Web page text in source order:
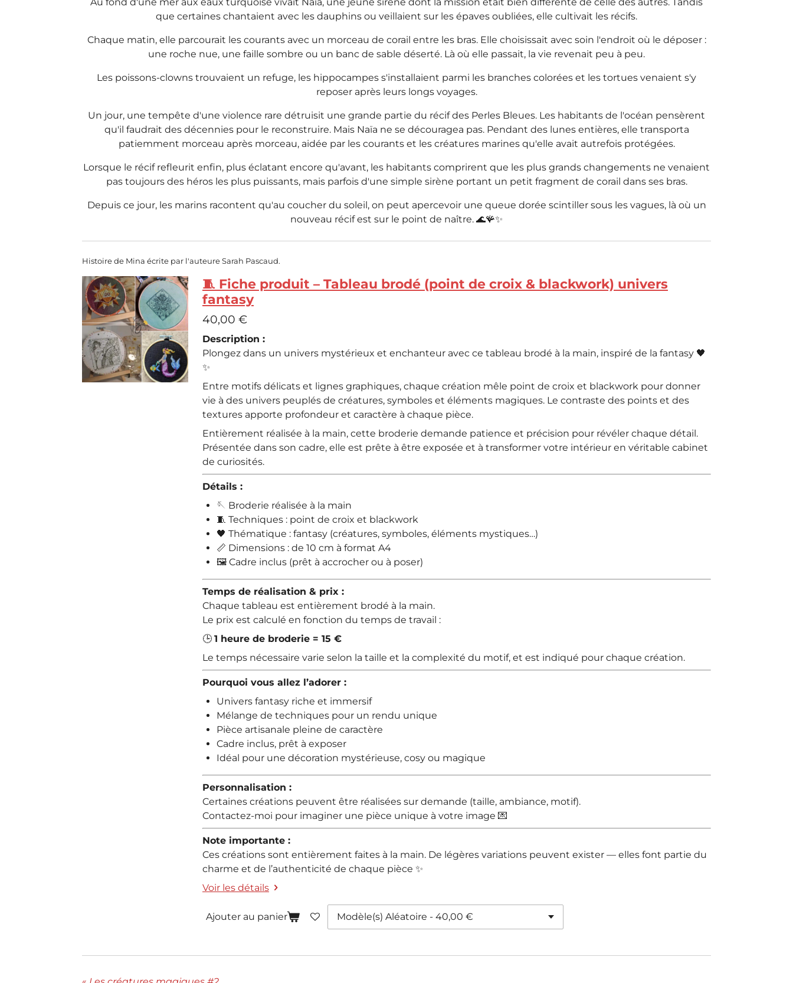
que certaines chantaient avec les dauphins ou veillaient sur les épaves oubliées, elle cultivait les récifs.
Chaque matin, elle parcourait les courants avec un morceau de corail entre les bras. Elle choisissait avec soin l'endroit où le déposer :
une roche nue, une faille sombre ou un banc de sable déserté. Là où elle passait, la vie revenait peu à peu.
Les poissons-clowns trouvaient un refuge, les hippocampes s'installaient parmi les branches colorées et les tortues venaient s'y
reposer après leurs longs voyages.
Un jour, une tempête d'une violence rare détruisit une grande partie du récif des Perles Bleues. Les habitants de l'océan pensèrent
qu'il faudrait des décennies pour le reconstruire. Mais Naïa ne se découragea pas. Pendant des lunes entières, elle transporta
patiemment morceau après morceau, aidée par les courants et les créatures marines qu'elle avait autrefois protégées.
Lorsque le récif refleurit enfin, plus éclatant encore qu'avant, les habitants comprirent que les plus grands changements ne venaient
pas toujours des héros les plus puissants, mais parfois d'une simple sirène portant un petit fragment de corail dans ses bras.
Depuis ce jour, les marins racontent qu'au coucher du soleil, on peut apercevoir une queue dorée scintiller sous les vagues, là où un
nouveau récif est sur le point de naître. 🌊🪸✨
Histoire de Mina écrite par l'auteure Sarah Pascaud.
🧵 Fiche produit – Tableau brodé (point de croix & blackwork) univers
fantasy
40,00 €
Description :
Plongez dans un univers mystérieux et enchanteur avec ce tableau brodé à la main, inspiré de la fantasy 🖤
✨
Entre motifs délicats et lignes graphiques, chaque création mêle point de croix et blackwork pour donner
vie à des univers peuplés de créatures, symboles et éléments magiques. Le contraste des points et des
textures apporte profondeur et caractère à chaque pièce.
Entièrement réalisée à la main, cette broderie demande patience et précision pour révéler chaque détail.
Présentée dans son cadre, elle est prête à être exposée et à transformer votre intérieur en véritable cabinet
de curiosités.
Détails :
🪡 Broderie réalisée à la main
🧵 Techniques : point de croix et blackwork
🖤 Thématique : fantasy (créatures, symboles, éléments mystiques…)
📏 Dimensions : de 10 cm à format A4
🖼️ Cadre inclus (prêt à accrocher ou à poser)
Temps de réalisation & prix :
Chaque tableau est entièrement brodé à la main.
Le prix est calculé en fonction du temps de travail :
🕒 1 heure de broderie = 15 €
Le temps nécessaire varie selon la taille et la complexité du motif, et est indiqué pour chaque création.
Pourquoi vous allez l’adorer :
Univers fantasy riche et immersif
Mélange de techniques pour un rendu unique
Pièce artisanale pleine de caractère
Cadre inclus, prêt à exposer
Idéal pour une décoration mystérieuse, cosy ou magique
Personnalisation :
Certaines créations peuvent être réalisées sur demande (taille, ambiance, motif).
Contactez-moi pour imaginer une pièce unique à votre image 💌
Note importante :
Ces créations sont entièrement faites à la main. De légères variations peuvent exister — elles font partie du
charme et de l’authenticité de chaque pièce ✨
Voir les détails
Ajouter au panier